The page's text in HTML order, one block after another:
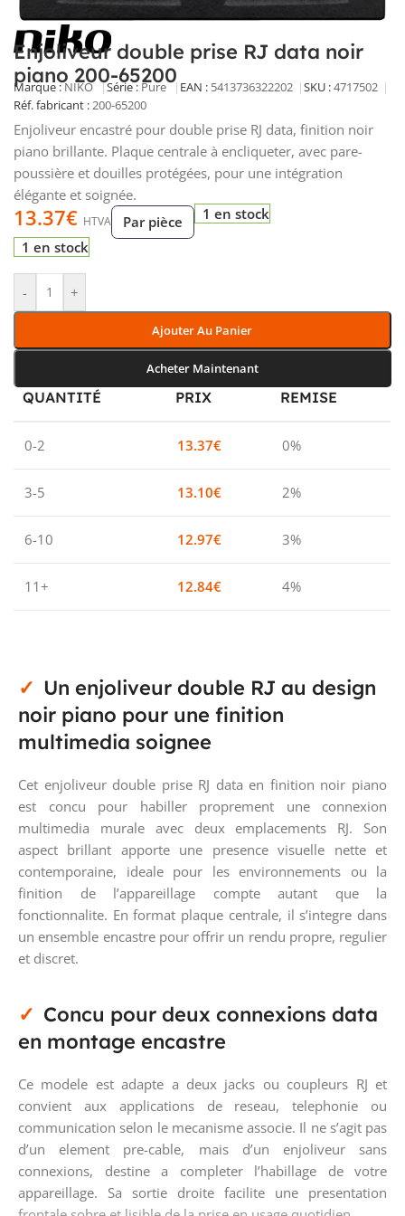
Enjoliveur double prise RJ data noir
piano 200-65200
Marque :NIKO Série : Pure EAN : 5413736322202 SKU :4717502
Réf. fabricant :200-65200
Enjoliveur encastré pour double prise RJ data, finition noir
piano brillante. Plaque centrale à encliqueter, avec pare-
poussière et douilles protégées, pour une intégration
élégante et soignée.
13.37€ HTVA Par pièce
1 en stock
1 en stock
- +
Ajouter Au Panier
Acheter Maintenant
QUANTITÉ PRIX REMISE
0-2 13.37€ 0%
3-5 13.10€ 2%
6-10 12.97€ 3%
11+ 12.84€ 4%
Un enjoliveur double RJ au design
noir piano pour une finition
multimedia soignee
Cet enjoliveur double prise RJ data en finition noir piano
est concu pour habiller proprement une connexion
multimedia murale avec deux emplacements RJ. Son
aspect brillant apporte une presence visuelle nette et
contemporaine, ideale pour les environnements ou la
finition de l’appareillage compte autant que la
fonctionnalite. En format plaque centrale, il s’integre dans
un ensemble encastre pour offrir un rendu propre, regulier
et discret.
Concu pour deux connexions data
en montage encastre
Ce modele est adapte a deux jacks ou coupleurs RJ et
convient aux applications de reseau, telephonie ou
communication selon le mecanisme associe. Il ne s’agit pas
d’un element pre-cable, mais d’un enjoliveur sans
connexions, destine a completer l’habillage de votre
appareillage. Sa sortie droite facilite une presentation